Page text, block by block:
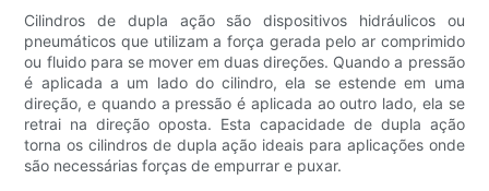
Cilindros de dupla ação são dispositivos hidráulicos ou
pneumáticos que utilizam a força gerada pelo ar comprimido
ou fluido para se mover em duas direções. Quando a pressão
é aplicada a um lado do cilindro, ela se estende em uma
direção, e quando a pressão é aplicada ao outro lado, ela se
retrai na direção oposta. Esta capacidade de dupla ação
torna os cilindros de dupla ação ideais para aplicações onde
são necessárias forças de empurrar e puxar.